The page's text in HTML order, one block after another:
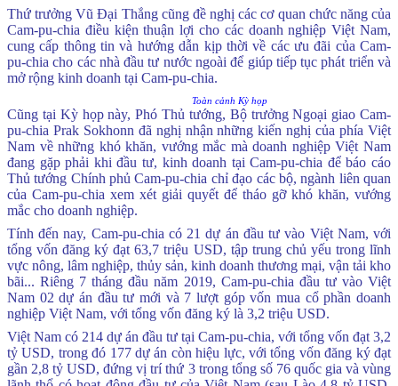
Thứ trưởng Vũ Đại Thắng cũng đề nghị các cơ quan chức năng của
Cam-pu-chia điều kiện thuận lợi cho các doanh nghiệp Việt Nam,
cung cấp thông tin và hướng dẫn kịp thời về các ưu đãi của Cam-
pu-chia cho các nhà đầu tư nước ngoài để giúp tiếp tục phát triển và
mở rộng kinh doanh tại Cam-pu-chia.
Toàn cảnh Kỳ họp
Cũng tại Kỳ họp này, Phó Thủ tướng, Bộ trưởng Ngoại giao Cam-
pu-chia Prak Sokhonn đã nghị nhận những kiến nghị của phía Việt
Nam về những khó khăn, vướng mắc mà doanh nghiệp Việt Nam
đang gặp phải khi đầu tư, kinh doanh tại Cam-pu-chia để báo cáo
Thủ tướng Chính phủ Cam-pu-chia chỉ đạo các bộ, ngành liên quan
của Cam-pu-chia xem xét giải quyết để tháo gỡ khó khăn, vướng
mắc cho doanh nghiệp.
Tính đến nay, Cam-pu-chia có 21 dự án đầu tư vào Việt Nam, với
tổng vốn đăng ký đạt 63,7 triệu USD, tập trung chủ yếu trong lĩnh
vực nông, lâm nghiệp, thủy sản, kinh doanh thương mại, vận tải kho
bãi... Riêng 7 tháng đầu năm 2019, Cam-pu-chia đầu tư vào Việt
Nam 02 dự án đầu tư mới và 7 lượt góp vốn mua cổ phần doanh
nghiệp Việt Nam, với tổng vốn đăng ký là 3,2 triệu USD.
Việt Nam có 214 dự án đầu tư tại Cam-pu-chia, với tổng vốn đạt 3,2
tỷ USD, trong đó 177 dự án còn hiệu lực, với tổng vốn đăng ký đạt
gần 2,8 tỷ USD, đứng vị trí thứ 3 trong tổng số 76 quốc gia và vùng